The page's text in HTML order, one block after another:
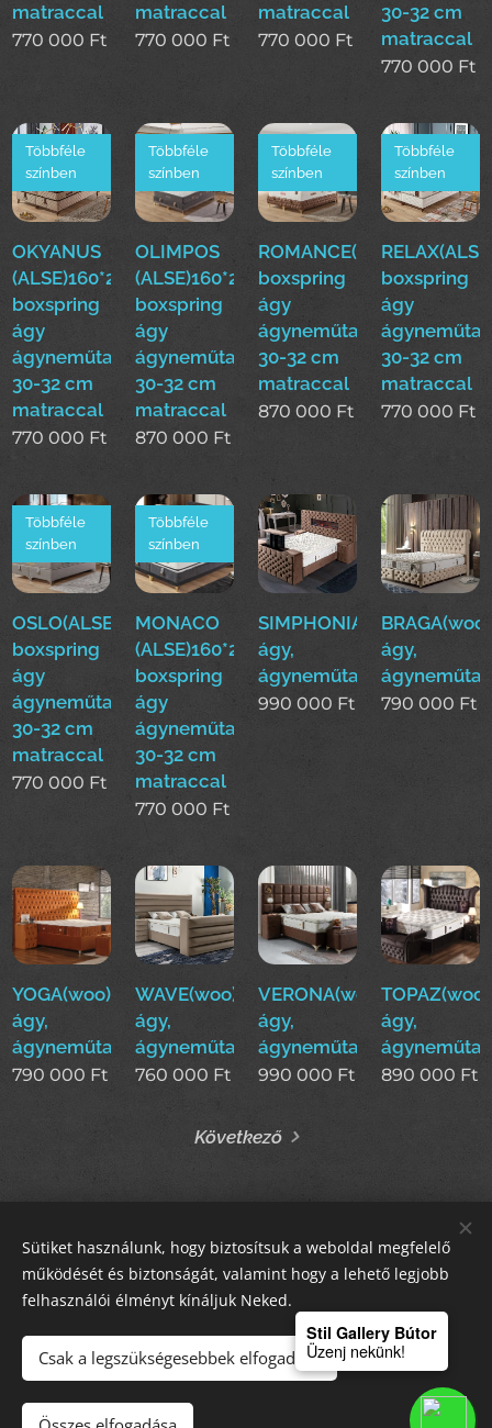
matraccal
770 000 Ft
matraccal
770 000 Ft
matraccal
770 000 Ft
30-32 cm
matraccal
770 000 Ft
OKYANUS
(ALSE)160*200cm
boxspring
ágy
ágyneműtartóval
30-32 cm
matraccal
Többféle
színben
770 000 Ft
OLIMPOS
(ALSE)160*200cm
boxspring
ágy
ágyneműtartóval
30-32 cm
matraccal
Többféle
színben
870 000 Ft
boxspring
ágy
ágyneműtartóval
30-32 cm
matraccal
Többféle
színben
870 000 Ft
boxspring
ágy
30-32 cm
matraccal
Többféle
színben
770 000 Ft
OSLO(ALSE)160*200cm
boxspring
ágy
ágyneműtartóval
30-32 cm
matraccal
Többféle
színben
770 000 Ft
MONACO
(ALSE)160*200cm
boxspring
ágy
ágyneműtartóval
30-32 cm
matraccal
Többféle
színben
770 000 Ft
ágy,
ágyneműtartós
990 000 Ft
ágy,
790 000 Ft
YOGA(woo)boxspring
ágy,
ágyneműtartós
790 000 Ft
WAVE(woo)boxspring
ágy,
ágyneműtartós
760 000 Ft
VERONA(woo)boxspring
ágy,
ágyneműtartós
990 000 Ft
ágy,
890 000 Ft
Következő
STIL GALLERY KFT
Sütiket használunk, hogy biztosítsuk a weboldal megfelelő
működését és biztonságát, valamint hogy a lehető legjobb
felhasználói élményt kínáljuk Neked.
Csak a legszükségesebbek elfogadása
Stil Gallery Bútor
Üzenj nekünk!